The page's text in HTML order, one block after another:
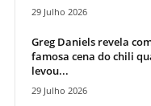
29 Julho 2026
Greg Daniels revela
famosa cena do chili
levou...
29 Julho 2026